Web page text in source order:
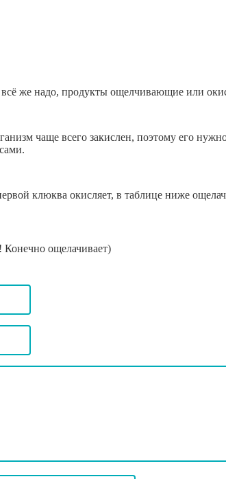
же надо, продукты ощелчивающие или
чаще всего закислен, поэтому его
клюква окисляет, в таблице ниже
Конечно ощелачивает)